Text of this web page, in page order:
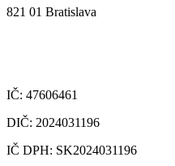
821 01 Bratislava
IČ: 47606461
DIČ: 2024031196
IČ DPH: SK2024031196